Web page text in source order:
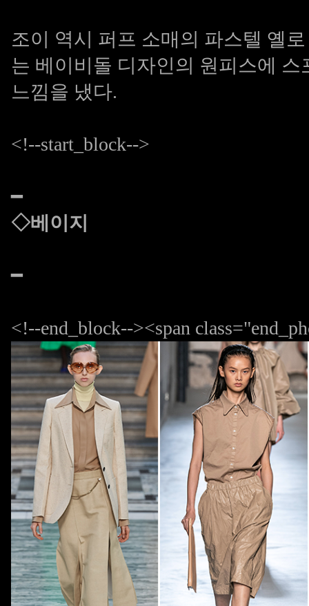
조이 역시 퍼프 소매의 파스텔 옐
는 베이비돌 디자인의 원피스에
느낌을 냈다.
<!--start_block-->
━
◇베이지
━
<!--end_block--><span